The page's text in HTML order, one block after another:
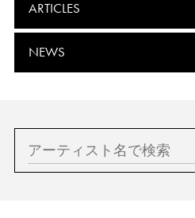
ARTICLES
NEWS